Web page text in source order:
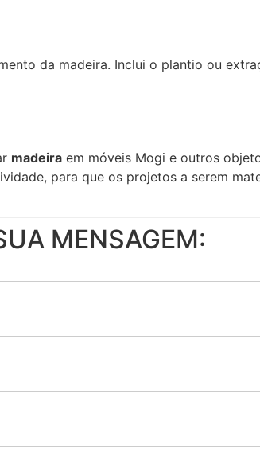
da madeira. Inclui o plantio ou
madeira em móveis Mogi e outros
para que os projetos a serem
MENSAGEM: